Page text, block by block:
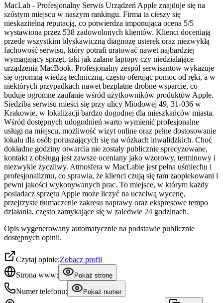
MacLab - Profesjonalny Serwis Urządzeń Apple znajduje się na
szóstym miejscu w naszym rankingu. Firma ta cieszy się
nieskazitelną reputacją, co potwierdza imponująca ocena 5/5
wystawiona przez 538 zadowolonych klientów. Klienci doceniają
przede wszystkim błyskawiczną diagnozę usterek oraz niezwykłą
fachowość serwisu, który potrafi uratować nawet najbardziej
wymagający sprzęt, taki jak zalane laptopy czy niedziałające
urządzenia MacBook. Profesjonalny zespół serwisantów wykazuje
się ogromną wiedzą techniczną, często oferując pomoc od ręki, a w
niektórych przypadkach nawet bezpłatne drobne wsparcie, co
buduje ogromne zaufanie wśród użytkowników produktów Apple.
Siedziba serwisu mieści się przy ulicy Miodowej 49, 31-036 w
Krakowie, w lokalizacji bardzo dogodnej dla mieszkańców miasta.
Wśród dostępnych udogodnień warto wymienić profesjonalne
usługi na miejscu, możliwość wizyt online oraz pełne dostosowanie
lokalu dla osób poruszających się na wózkach inwalidzkich. Choć
dokładne godziny otwarcia nie zostały publicznie sprecyzowane,
kontakt z obsługą jest zawsze oceniany jako wzorowy, terminowy i
niezwykle życzliwy. Atmosfera w MacLabie jest pełna uśmiechu i
profesjonalizmu, co sprawia, że klienci czują się tam zaopiekowani i
pewni jakości wykonywanych prac. To miejsce, w którym każdy
posiadacz sprzętu Apple może liczyć na uczciwą wycenę,
przejrzyste tłumaczenie zakresu naprawy oraz ekspresowe tempo
działania, często zamykające się w zaledwie 24 godzinach.
Opis wygenerowany automatycznie na podstawie publicznie
dostępnych opinii.
Czytaj opinie:Zobacz profil
Strona www:
Pokaż stronę
Numer telefonu: Pokaż numer